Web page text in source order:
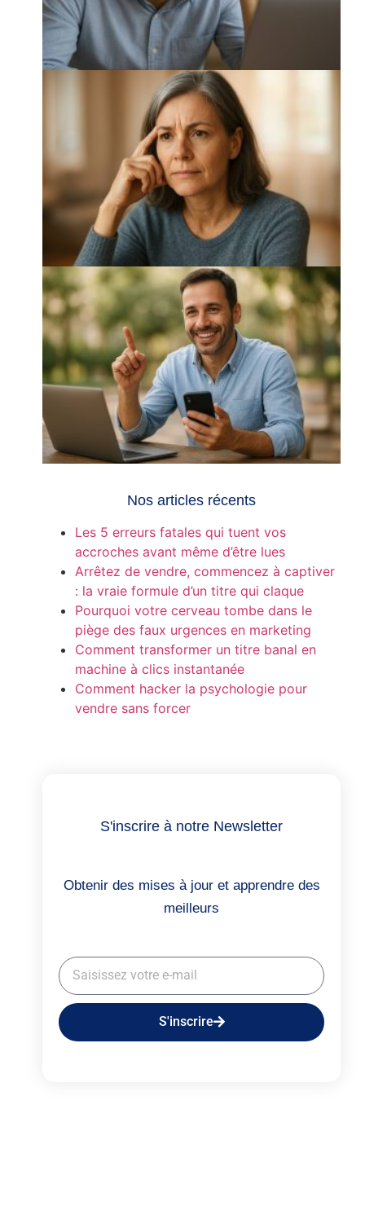
Nos articles récents
Les 5 erreurs fatales qui tuent vos
accroches avant même d’être lues
Arrêtez de vendre, commencez à captiver
: la vraie formule d’un titre qui claque
Pourquoi votre cerveau tombe dans le
piège des faux urgences en marketing
Comment transformer un titre banal en
machine à clics instantanée
Comment hacker la psychologie pour
vendre sans forcer
S'inscrire à notre Newsletter
Obtenir des mises à jour et apprendre des
meilleurs
S'inscrire